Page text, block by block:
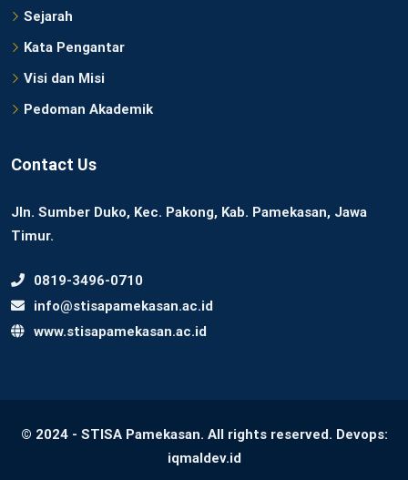
Sejarah
Kata Pengantar
Visi dan Misi
Pedoman Akademik
Contact Us
Jln. Sumber Duko, Kec. Pakong, Kab. Pamekasan, Jawa
Timur.
0819-3496-0710
info@stisapamekasan.ac.id
www.stisapamekasan.ac.id
© 2024 - STISA Pamekasan. All rights reserved. Devops:
iqmaldev.id